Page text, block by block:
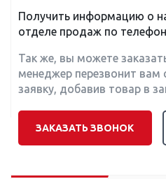
Получить информацию о
отделе продаж по
Так же, вы можете
менеджер перезвонит вам
заявку, добавив товар в
ЗАКАЗАТЬ ЗВОНОК